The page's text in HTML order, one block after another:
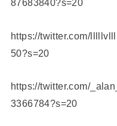
87683840?s=20
https://twitter.com/
50?s=20
https://twitter.com/
3366784?s=20